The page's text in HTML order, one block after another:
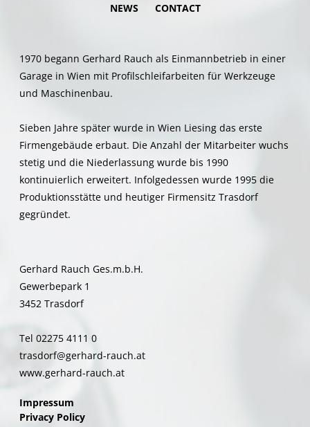
NEWS
CONTACT
1970 begann Gerhard Rauch als Einmannbetrieb in einer
Garage in Wien mit Profilschleifarbeiten für Werkzeuge
und Maschinenbau.
Sieben Jahre später wurde in Wien Liesing das erste
Firmengebäude erbaut. Die Anzahl der Mitarbeiter wuchs
stetig und die Niederlassung wurde bis 1990
kontinuierlich erweitert. Infolgedessen wurde 1995 die
Produktionsstätte und heutiger Firmensitz Trasdorf
gegründet.
Gerhard Rauch Ges.m.b.H.
Gewerbepark 1
3452 Trasdorf
Tel 02275 4111 0
trasdorf@gerhard-rauch.at
www.gerhard-rauch.at
Impressum
Privacy Policy